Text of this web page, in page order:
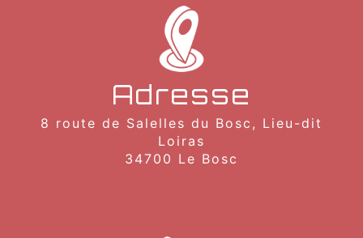
Adresse
8 route de Salelles du Bosc, Lieu-dit
Loiras
34700 Le Bosc